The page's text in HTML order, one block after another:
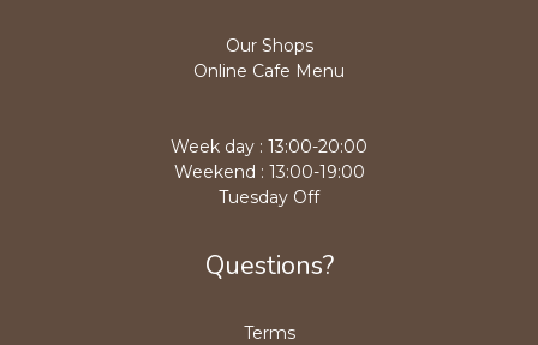
Our Shops
Online Cafe Menu
Week day : 13:00-20:00
Weekend : 13:00-19:00
Tuesday Off
Questions?
Terms